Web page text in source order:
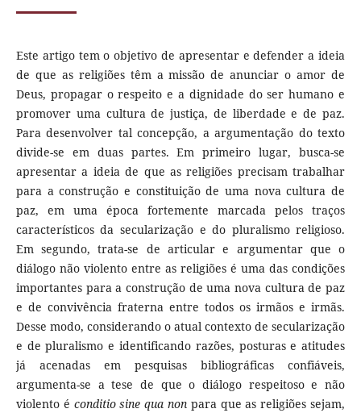
Este artigo tem o objetivo de apresentar e defender a ideia
de que as religiões têm a missão de anunciar o amor de
Deus, propagar o respeito e a dignidade do ser humano e
promover uma cultura de justiça, de liberdade e de paz.
Para desenvolver tal concepção, a argumentação do texto
divide-se em duas partes. Em primeiro lugar, busca-se
apresentar a ideia de que as religiões precisam trabalhar
para a construção e constituição de uma nova cultura de
paz, em uma época fortemente marcada pelos traços
característicos da secularização e do pluralismo religioso.
Em segundo, trata-se de articular e argumentar que o
diálogo não violento entre as religiões é uma das condições
importantes para a construção de uma nova cultura de paz
e de convivência fraterna entre todos os irmãos e irmãs.
Desse modo, considerando o atual contexto de secularização
e de pluralismo e identificando razões, posturas e atitudes
já acenadas em pesquisas bibliográficas confiáveis,
argumenta-se a tese de que o diálogo respeitoso e não
violento é conditio sine qua non para que as religiões sejam,